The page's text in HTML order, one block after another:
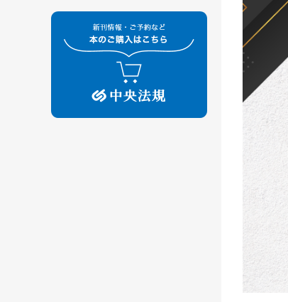
保育士
看護
制度
障害者支援・福祉